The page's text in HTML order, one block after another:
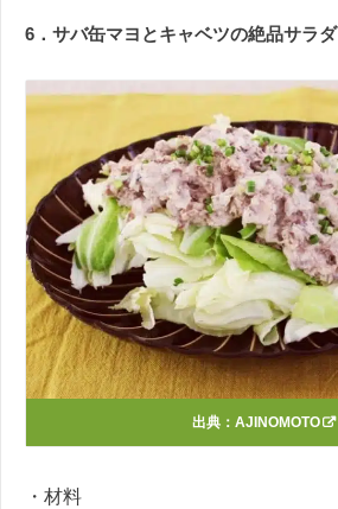
6． サバ缶マヨとキャベツの絶品サラダ
出典： AJINOMOTO
・材料